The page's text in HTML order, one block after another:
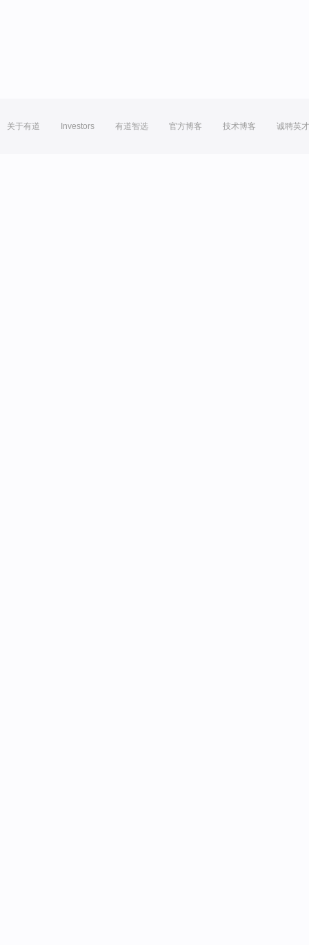
关于有道 Investors 有道智选 官方博客 技术博客 诚聘英才